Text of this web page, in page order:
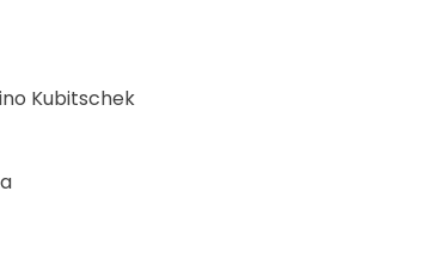
Kubitschek